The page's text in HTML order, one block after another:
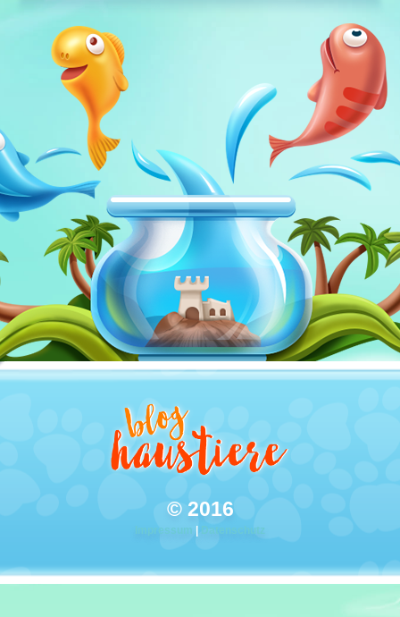
© 2016
Impressum | Datenschutz